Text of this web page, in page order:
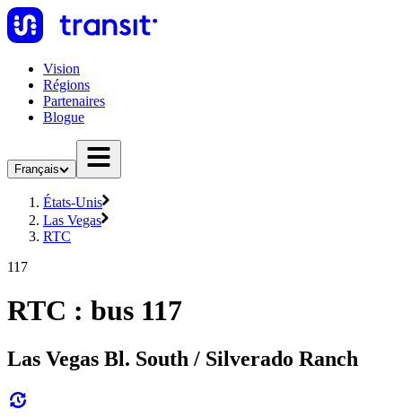
Vision
Régions
Partenaires
Blogue
Français
États-Unis
Las Vegas
RTC
117
RTC : bus 117
Las Vegas Bl. South / Silverado Ranch